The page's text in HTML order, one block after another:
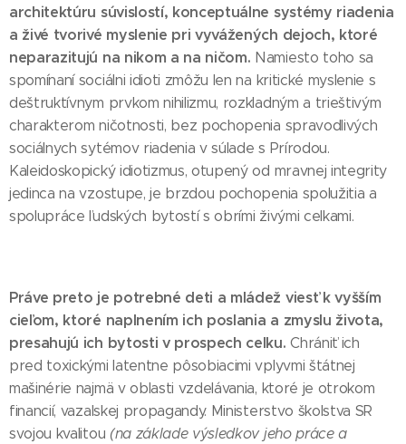
architektúru súvislostí, konceptuálne systémy riadenia
a živé tvorivé myslenie pri vyvážených dejoch, ktoré
neparazitujú na nikom a na ničom. Namiesto toho sa
spomínaní sociálni idioti zmôžu len na kritické myslenie s
deštruktívnym prvkom nihilizmu, rozkladným a trieštivým
charakterom ničotnosti, bez pochopenia spravodlivých
sociálnych sytémov riadenia v súlade s Prírodou.
Kaleidoskopický idiotizmus, otupený od mravnej integrity
jedinca na vzostupe, je brzdou pochopenia spolužitia a
spolupráce ľudských bytostí s obrími živými celkami.
Práve preto je potrebné deti a mládež viesť k vyšším
cieľom, ktoré naplnením ich poslania a zmyslu života,
presahujú ich bytosti v prospech celku. Chrániť ich
pred toxickými latentne pôsobiacimi vplyvmi štátnej
mašinérie najmä v oblasti vzdelávania, ktoré je otrokom
financií, vazalskej propagandy. Ministerstvo školstva SR
svojou kvalitou (na základe výsledkov jeho práce a